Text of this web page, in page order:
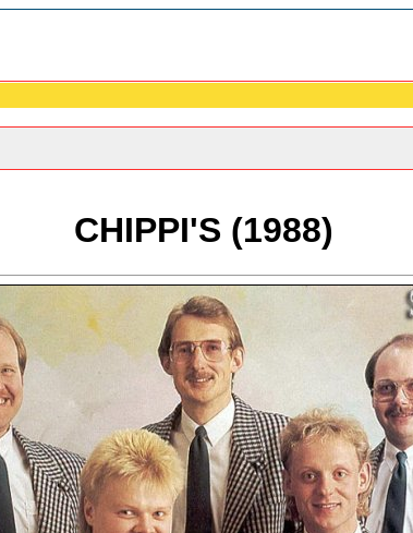
CHIPPI'S (1988)